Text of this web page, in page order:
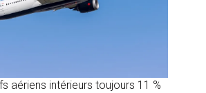
aériens intérieurs toujours 11 %